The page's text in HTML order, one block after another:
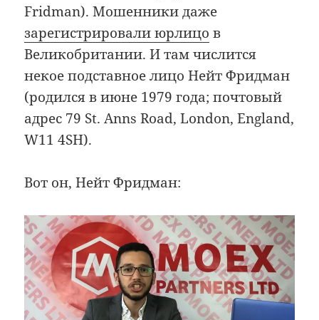
Fridman). Мошенники даже
зарегистрировали юрлицо в
Великобритании. И там числится
некое подставное лицо Нейт Фридман
(родился в июне 1979 года; почтовый
адрес 79 St. Anns Road, London, England,
W11 4SH).
Вот он, Нейт Фридман: